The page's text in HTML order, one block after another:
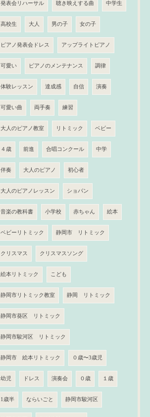
発表会リハーサル 聴き映えする曲 中学生
高校生 大人 男の子 女の子
ピアノ発表会ドレス アップライトピアノ
可愛い ピアノのメンテナンス 調律
体験レッスン 達成感 自信 演奏
可愛い曲 両手奏 練習
大人のピアノ教室 リトミック ベビー
４歳 前進 合唱コンクール 中学
伴奏 大人のピアノ 初心者
大人のピアノレッスン ショパン
音楽の教科書 小学校 赤ちゃん 絵本
ベビーリトミック 静岡市 リトミック
クリスマス クリスマスソング
絵本リトミック こども
静岡市リトミック教室 静岡 リトミック
静岡市葵区 リトミック
静岡市駿河区 リトミック
静岡市 絵本リトミック ０歳〜3歳児
幼児 ドレス 演奏会 ０歳 １歳
1歳半 ならいごと 静岡市駿河区